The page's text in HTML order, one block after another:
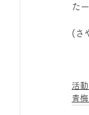
た
(さ
活
青